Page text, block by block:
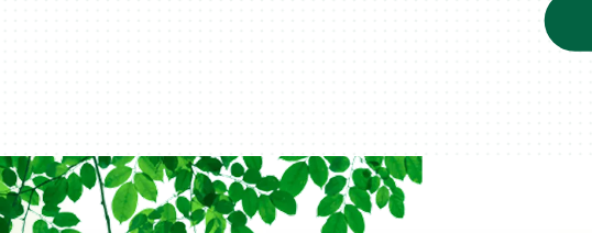
ご納得いただけない